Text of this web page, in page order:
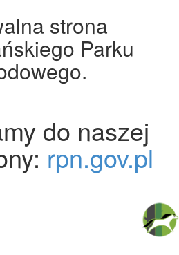
strona
Parku
do naszej
rpn.gov.pl